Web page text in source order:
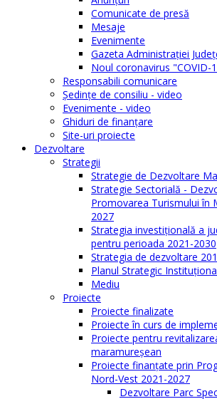
Comunicate de presă
Mesaje
Evenimente
Gazeta Administraţiei
Noul coronavirus "COVID-
Responsabili comunicare
Şedinţe de consiliu - video
Evenimente - video
Ghiduri de finanţare
Site-uri proiecte
Dezvoltare
Strategii
Strategie de Dezvoltare
Strategie Sectorială -
Promovarea Turismului în
2027
Strategia investiţională a
pentru perioada 2021-2030
Strategia de dezvoltare
Planul Strategic
Mediu
Proiecte
Proiecte finalizate
Proiecte în curs de
Proiecte pentru
maramureşean
Proiecte finanțate prin
Nord-Vest 2021-2027
Dezvoltare Parc